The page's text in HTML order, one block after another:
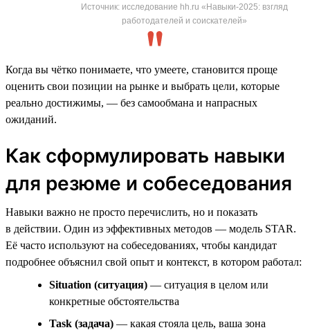
Источник: исследование hh.ru «Навыки-2025: взгляд
работодателей и соискателей»
Когда вы чётко понимаете, что умеете, становится проще
оценить свои позиции на рынке и выбрать цели, которые
реально достижимы, — без самообмана и напрасных
ожиданий.
Как сформулировать навыки
для резюме и собеседования
Навыки важно не просто перечислить, но и показать
в действии. Один из эффективных методов — модель STAR.
Её часто используют на собеседованиях, чтобы кандидат
подробнее объяснил свой опыт и контекст, в котором работал:
Situation (ситуация) — ситуация в целом или
конкретные обстоятельства
Task (задача) — какая стояла цель, ваша зона